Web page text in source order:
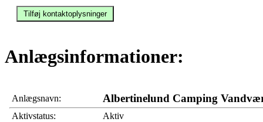
Anlægsinformationer:
Anlægsnavn: Albertinelund Camping
Aktivstatus:
Aktiv